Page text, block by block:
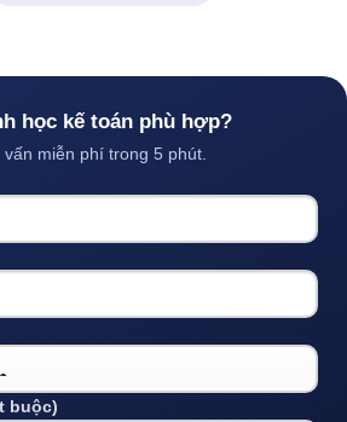
học kế toán phù hợp?
miễn phí trong 5 phút.
buộc)